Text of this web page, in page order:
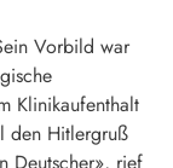
Vorbild war
Klinikaufenthalt
den Hitlergruß
Deutscher», rief